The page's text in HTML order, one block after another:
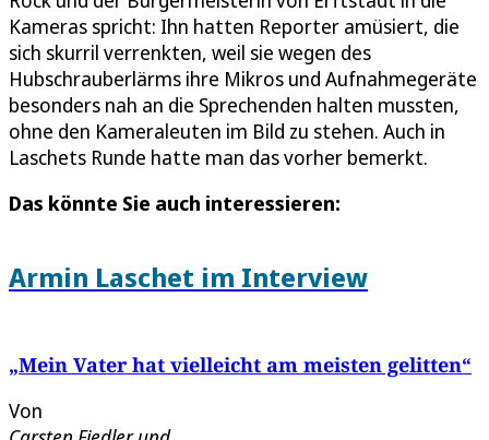
Kameras spricht: Ihn hatten Reporter amüsiert, die
sich skurril verrenkten, weil sie wegen des
Hubschrauberlärms ihre Mikros und Aufnahmegeräte
besonders nah an die Sprechenden halten mussten,
ohne den Kameraleuten im Bild zu stehen. Auch in
Laschets Runde hatte man das vorher bemerkt.
Das könnte Sie auch interessieren:
Armin Laschet im Interview
„Mein Vater hat vielleicht am meisten gelitten“
Von